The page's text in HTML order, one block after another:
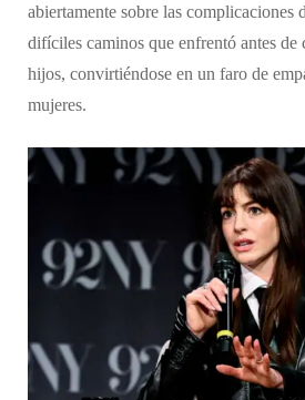
abiertamente sobre las complicaciones
difíciles caminos que enfrentó antes de
hijos, convirtiéndose en un faro de
mujeres.